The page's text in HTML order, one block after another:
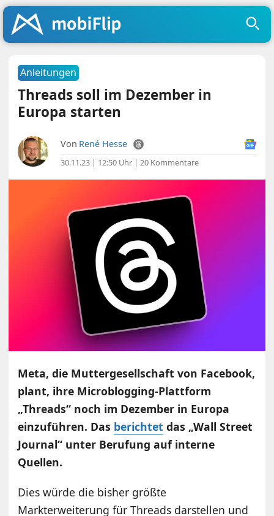
Anleitungen
Threads soll im Dezember in
Europa starten
Von René Hesse
30.11.23 | 12:50 Uhr |20 Kommentare
Meta, die Muttergesellschaft von Facebook,
plant, ihre Microblogging-Plattform
„Threads“ noch im Dezember in Europa
einzuführen. Das berichtet das „Wall Street
Journal“ unter Berufung auf interne
Quellen.
Dies würde die bisher größte
Markterweiterung für Threads darstellen und